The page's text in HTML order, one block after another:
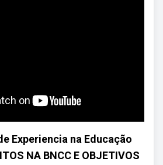
Experiencia na Educação
NA BNCC E OBJETIVOS